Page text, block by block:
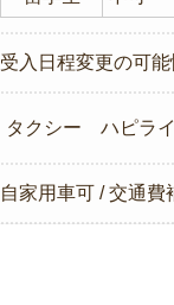
受入日程変更の可
タクシー ハピラ
自家用車可 / 交通費